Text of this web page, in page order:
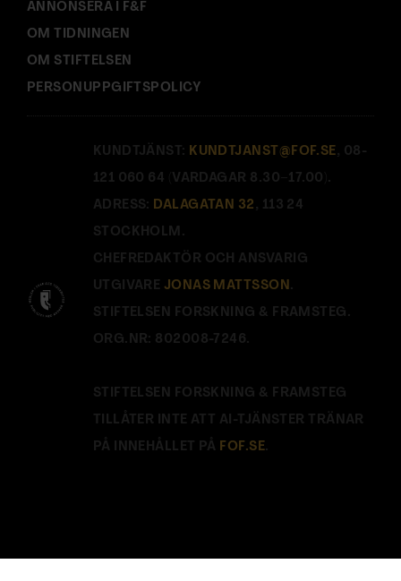
ANNONSERA I F&F
OM TIDNINGEN
OM STIFTELSEN
PERSONUPPGIFTSPOLICY
KUNDTJÄNST: KUNDTJANST@FOF.SE , 08-
121 060 64 (VARDAGAR 8.30–17.00).
ADRESS: DALAGATAN 32 , 113 24
STOCKHOLM.
CHEFREDAKTÖR OCH ANSVARIG
UTGIVARE JONAS MATTSSON.
STIFTELSEN FORSKNING & FRAMSTEG.
ORG.NR: 802008-7246.
STIFTELSEN FORSKNING & FRAMSTEG
TILLÅTER INTE ATT AI-TJÄNSTER TRÄNAR
PÅ INNEHÅLLET PÅ FOF.SE.